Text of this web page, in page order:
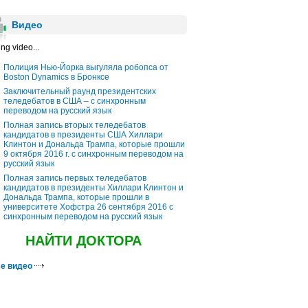
Видео
video...
Полиция Нью-Йорка выгуляла робопса от
Boston Dynamics в Бронксе
Заключительный раунд президентских
теледебатов в США – с синхронным
переводом на русский язык
Полная запись вторых теледебатов
кандидатов в президенты США Хиллари
Клинтон и Дональда Трампа, которые прошли
9 октября 2016 г. с синхронным переводом на
русский язык
Полная запись первых теледебатов
кандидатов в президенты Хиллари Клинтон и
Дональда Трампа, которые прошли в
университете Хофстра 26 сентября 2016 с
синхронным переводом на русский язык
НАЙТИ ДОКТОРА
видео